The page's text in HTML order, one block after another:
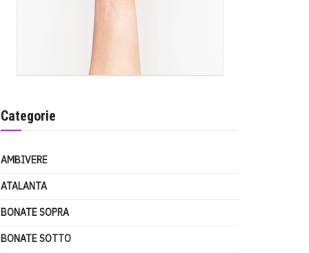
Categorie
AMBIVERE
ATALANTA
BONATE SOPRA
BONATE SOTTO